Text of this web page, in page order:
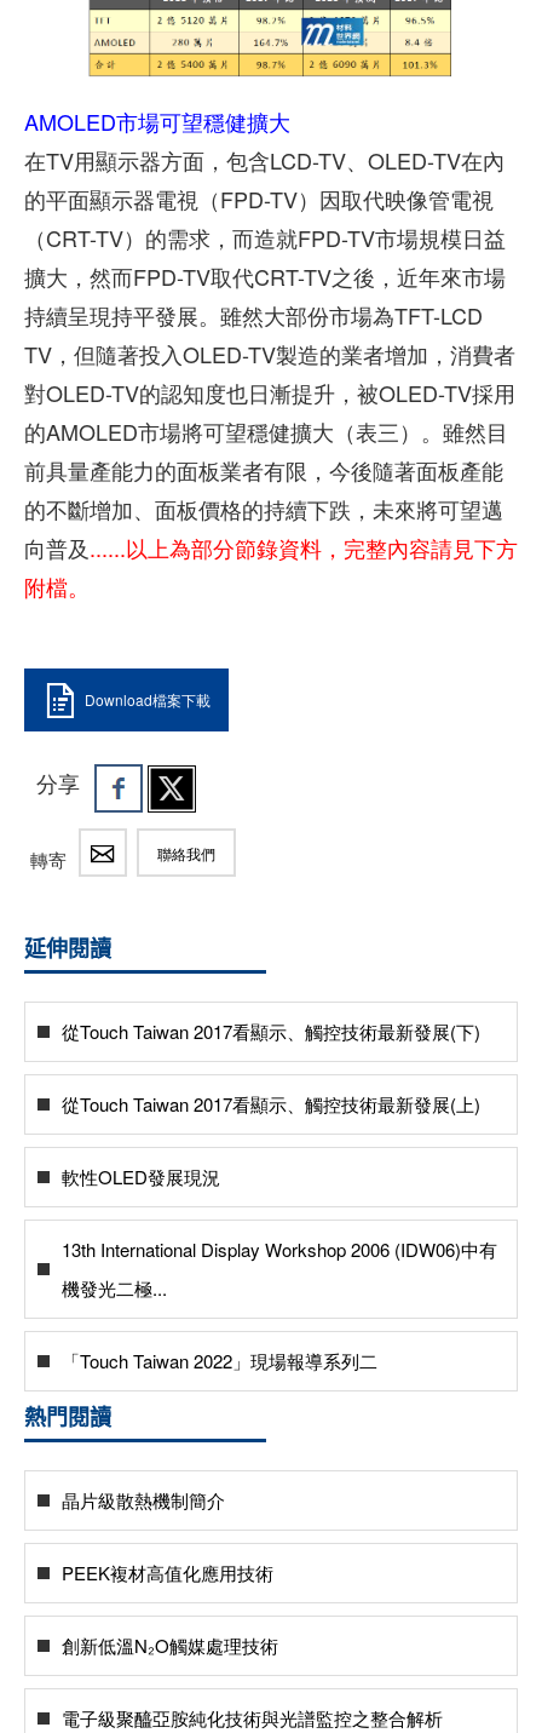
AMOLED市場可望穩健擴大
在TV用顯示器方面，包含LCD-TV、OLED-TV在內
的平面顯示器電視（FPD-TV）因取代映像管電視
（CRT-TV）的需求，而造就FPD-TV市場規模日益
擴大，然而FPD-TV取代CRT-TV之後，近年來市場
持續呈現持平發展。雖然大部份市場為TFT-LCD
TV，但隨著投入OLED-TV製造的業者增加，消費者
對OLED-TV的認知度也日漸提升，被OLED-TV採用
的AMOLED市場將可望穩健擴大（表三）。雖然目
前具量產能力的面板業者有限，今後隨著面板產能
的不斷增加、面板價格的持續下跌，未來將可望邁
向普及......以上為部分節錄資料，完整內容請見下方
附檔。
Download檔案下載
分享
轉寄 聯絡我們
延伸閱讀
從Touch Taiwan 2017看顯示、觸控技術最新發展(下)
從Touch Taiwan 2017看顯示、觸控技術最新發展(上)
軟性OLED發展現況
13th International Display Workshop 2006 (IDW06)中有
機發光二極...
「Touch Taiwan 2022」現場報導系列二
熱門閱讀
晶片級散熱機制簡介
PEEK複材高值化應用技術
創新低溫N₂O觸媒處理技術
電子級聚醯亞胺純化技術與光譜監控之整合解析